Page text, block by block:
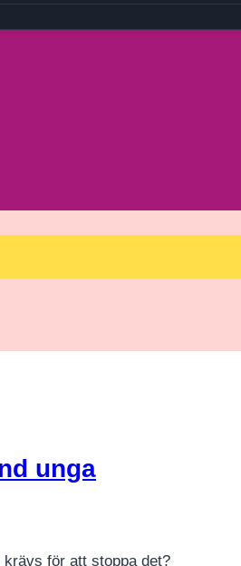
unga
för att stoppa det?